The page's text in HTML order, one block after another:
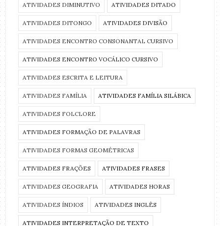
ATIVIDADES DIMINUTIVO ATIVIDADES DITADO
ATIVIDADES DITONGO ATIVIDADES DIVISÃO
ATIVIDADES ENCONTRO CONSONANTAL CURSIVO
ATIVIDADES ENCONTRO VOCÁLICO CURSIVO
ATIVIDADES ESCRITA E LEITURA
ATIVIDADES FAMÍLIA ATIVIDADES FAMÍLIA SILÁBICA
ATIVIDADES FOLCLORE
ATIVIDADES FORMAÇÃO DE PALAVRAS
ATIVIDADES FORMAS GEOMÉTRICAS
ATIVIDADES FRAÇÕES ATIVIDADES FRASES
ATIVIDADES GEOGRAFIA ATIVIDADES HORAS
ATIVIDADES ÍNDIOS ATIVIDADES INGLÊS
ATIVIDADES INTERPRETAÇÃO DE TEXTO